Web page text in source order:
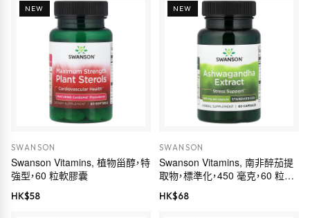
NEW
SWANSON
Swanson Vitamins, 植物甾醇，特
強型，60 粒軟膠囊
HK$58
NEW
SWANSON
Swanson Vitamins, 南非醉茄提
取物，標準化，450 毫克，60 粒膠
HK$68